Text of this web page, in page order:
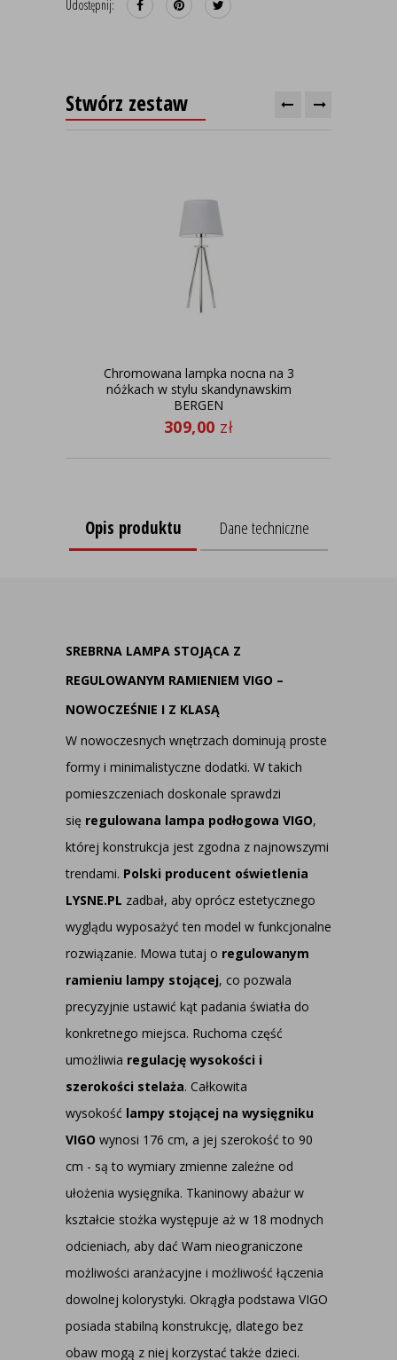
Udostępnij:
Stwórz zestaw
Chromowana lampka nocna na 3
nóżkach w stylu skandynawskim
BERGEN
309,00 zł
Opis produktu Dane techniczne
SREBRNA LAMPA STOJĄCA Z
REGULOWANYM RAMIENIEM VIGO –
NOWOCZEŚNIE I Z KLASĄ
W nowoczesnych wnętrzach dominują proste
formy i minimalistyczne dodatki. W takich
pomieszczeniach doskonale sprawdzi
się regulowana lampa podłogowa VIGO,
której konstrukcja jest zgodna z najnowszymi
trendami. Polski producent oświetlenia
LYSNE.PL zadbał, aby oprócz estetycznego
wyglądu wyposażyć ten model w funkcjonalne
rozwiązanie. Mowa tutaj o regulowanym
ramieniu lampy stojącej, co pozwala
precyzyjnie ustawić kąt padania światła do
konkretnego miejsca. Ruchoma część
umożliwia regulację wysokości i
szerokości stelaża. Całkowita
wysokość lampy stojącej na wysięgniku
VIGO wynosi 176 cm, a jej szerokość to 90
cm - są to wymiary zmienne zależne od
ułożenia wysięgnika. Tkaninowy abażur w
kształcie stożka występuje aż w 18 modnych
odcieniach, aby dać Wam nieograniczone
możliwości aranżacyjne i możliwość łączenia
dowolnej kolorystyki. Okrągła podstawa VIGO
posiada stabilną konstrukcję, dlatego bez
obaw mogą z niej korzystać także dzieci.